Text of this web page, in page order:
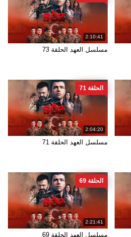
2:10:41
مسلسل العهد الحلقة 73
2:04:20
الحلقة 71
مسلسل العهد الحلقة 71
2:21:41
الحلقة 69
مسلسل العهد الحلقة 69